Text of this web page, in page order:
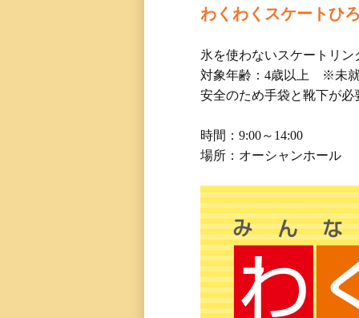
わくわくスケートひ
氷を使わないスケートリン
対象年齢：4歳以上 ※未就
安全のため手袋と靴下が
時間：9:00～14:00
場所：オーシャンホール